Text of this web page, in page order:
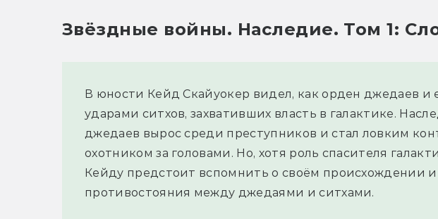
Звёздные войны. Наследие. Том 1:
В юности Кейд Скайуокер видел, как орден джедаев и
ударами ситхов, захвативших власть в галактике.
джедаев вырос среди преступников и стал ловким
охотником за головами. Но, хотя роль спасителя
Кейду предстоит вспомнить о своём происхождении и
противостояния между джедаями и ситхами.